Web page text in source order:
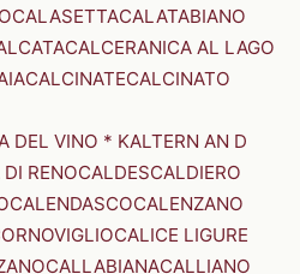
CALASETTACALATABIANO
CALCERANICA AL LAGO
CALCINATECALCINATO
DEL VINO * KALTERN AN D
RENOCALDESCALDIERO
CALENDASCOCALENZANO
CALICE LIGURE
CALLABIANACALLIANO